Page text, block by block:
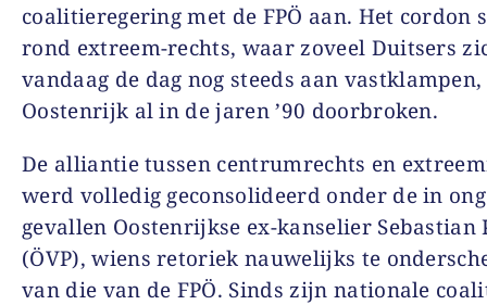
coalitieregering met de FPÖ aan. Het cordon
rond extreem-rechts, waar zoveel Duitsers
vandaag de dag nog steeds aan
Oostenrijk al in de jaren ’90 doorbroken.
De alliantie tussen centrumrechts en
werd volledig geconsolideerd onder de in
gevallen Oostenrijkse ex-kanselier Sebastian
(ÖVP), wiens retoriek nauwelijks te
van die van de FPÖ. Sinds zijn nationale